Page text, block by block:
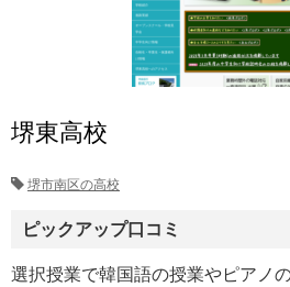
堺東高校
堺市南区の高校
ピックアップ口コミ
選択授業で韓国語の授業やピアノ